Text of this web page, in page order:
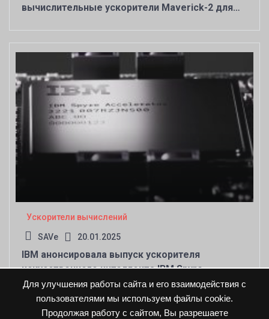
Для улучшения работы сайта и его взаимодействия с
пользователями мы используем файлы cookie.
Продолжая работу с сайтом, Вы разрешаете
вычислительные ускорители Maverick-2 для
Ускорители вычислений
SAVe 20.01.2025
IBM анонсировала выпуск ускорителя
искусственного интеллекта IBM Spyre
Accelerator